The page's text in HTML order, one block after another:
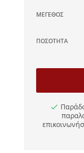
ΜΈΓΕΘΟΣ
ΠΟΣΌΤΗΤΑ